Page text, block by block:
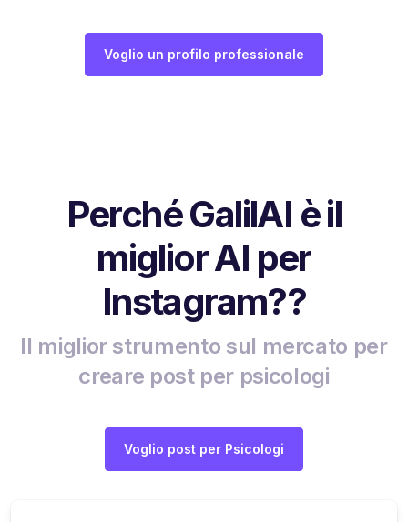
Voglio un profilo professionale
Perché GalilAI è il
miglior AI per
Instagram??
Il miglior strumento sul mercato per
creare post per psicologi
Voglio post per Psicologi